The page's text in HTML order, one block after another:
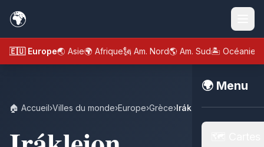
🌍
🇪🇺 Europe🌏 Asie🌍 Afrique🗽 Am. Nord🌎 Am. Sud🏝️ Océanie
🌍 Menu
🏠 Accueil›Villes du monde›Europe›Grèce›Irákleion